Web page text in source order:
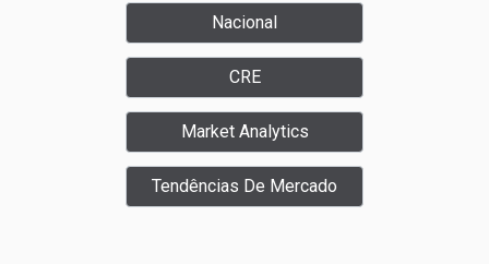
Nacional
CRE
Market Analytics
Tendências De Mercado